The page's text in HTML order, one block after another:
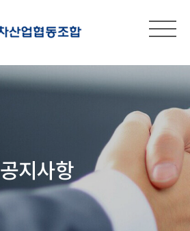
공지사항